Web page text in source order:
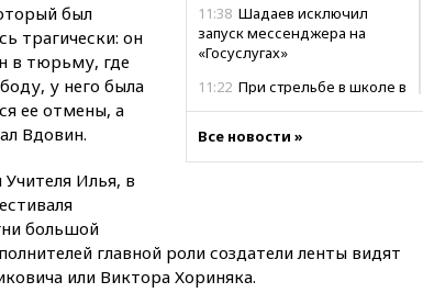
11:38 Шадаев исключил
запуск мессенджера на
«Госуслугах»
11:22 При стрельбе в школе в
11:19Россия рассчитывает
11:04 «Ведомости»: на партию
«Яблоко» ополчились
конкуренты
Все новости »
был
трагически: он
в тюрьму, где
у него была
ее отмены, а
Вдовин.
Илья, в
большой
главной роли создатели ленты видят
или Виктора Хориняка.